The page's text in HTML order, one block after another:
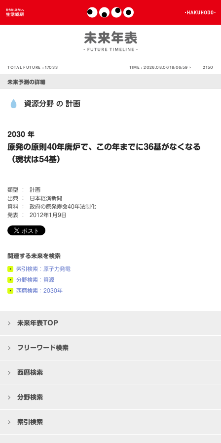
TOTAL FUTURE :17033 TIME :2026.08.06 18:06:59 > 2150
未来予測の詳細
資源分野 の 計画
2030 年
原発の原則40年廃炉で、この年までに36基がなくなる
（現状は54基）
類型 ：
計画
出典 ：
日本経済新聞
資料 ：
政府の原発寿命40年法制化
発表 ：
2012年1月9日
関連する未来を検索
索引検索：原子力発電
分野検索：資源
西暦検索：2030年
未来年表TOP
フリーワード検索
西暦検索
分野検索
索引検索